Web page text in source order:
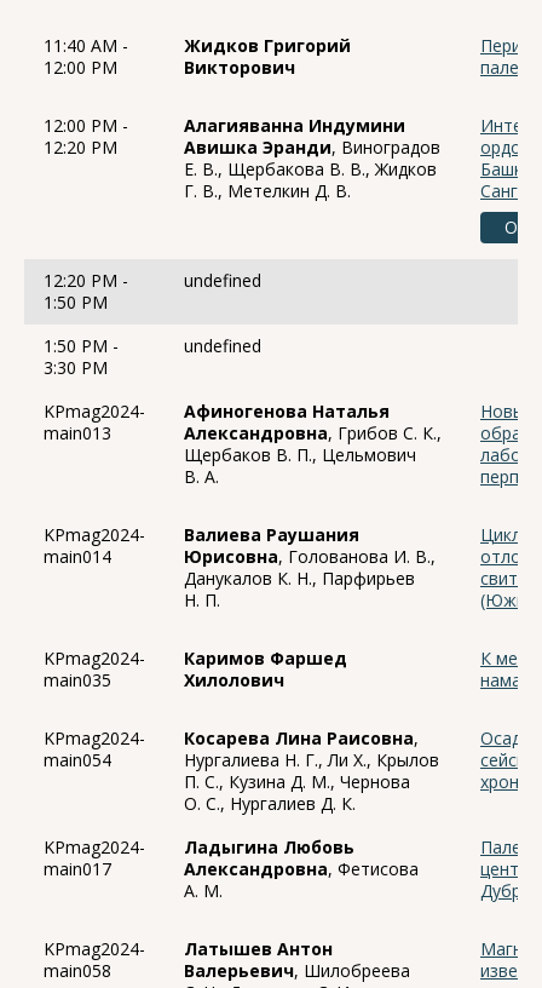
11:40 AM -
12:00 PM
Жидков Григорий
Викторович
12:00 PM -
12:20 PM
Алагияванна Индумини
Авишка Эранди, Виноградов
Е. В., Щербакова В. В., Жидков
Г. В., Метелкин Д. В.
12:20 PM -
1:50 PM
undefined
1:50 PM -
3:30 PM
undefined
KPmag2024-
main013
Афиногенова Наталья
Александровна, Грибов С. К.,
Щербаков В. П., Цельмович
В. А.
Новые
KPmag2024-
main014
Валиева Раушания
Юрисовна, Голованова И. В.,
Данукалов К. Н., Парфирьев
Н. П.
свиты
KPmag2024-
main035
Каримов Фаршед
Хилолович
К
KPmag2024-
main054
Косарева Лина Раисовна,
Нургалиева Н. Г., Ли Х., Крылов
П. С., Кузина Д. М., Чернова
О. С., Нургалиев Д. К.
KPmag2024-
main017
Ладыгина Любовь
Александровна, Фетисова
А. М.
KPmag2024-
main058
Латышев Антон
Валерьевич, Шилобреева